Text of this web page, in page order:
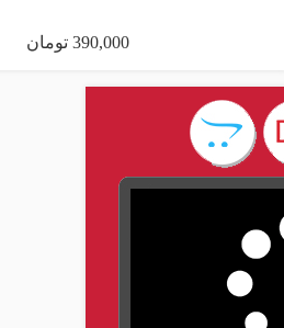
390,000 تومان